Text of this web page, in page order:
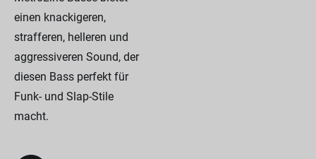
einen knackigeren,
strafferen, helleren und
aggressiveren Sound, der
diesen Bass perfekt für
Funk- und Slap-Stile
macht.